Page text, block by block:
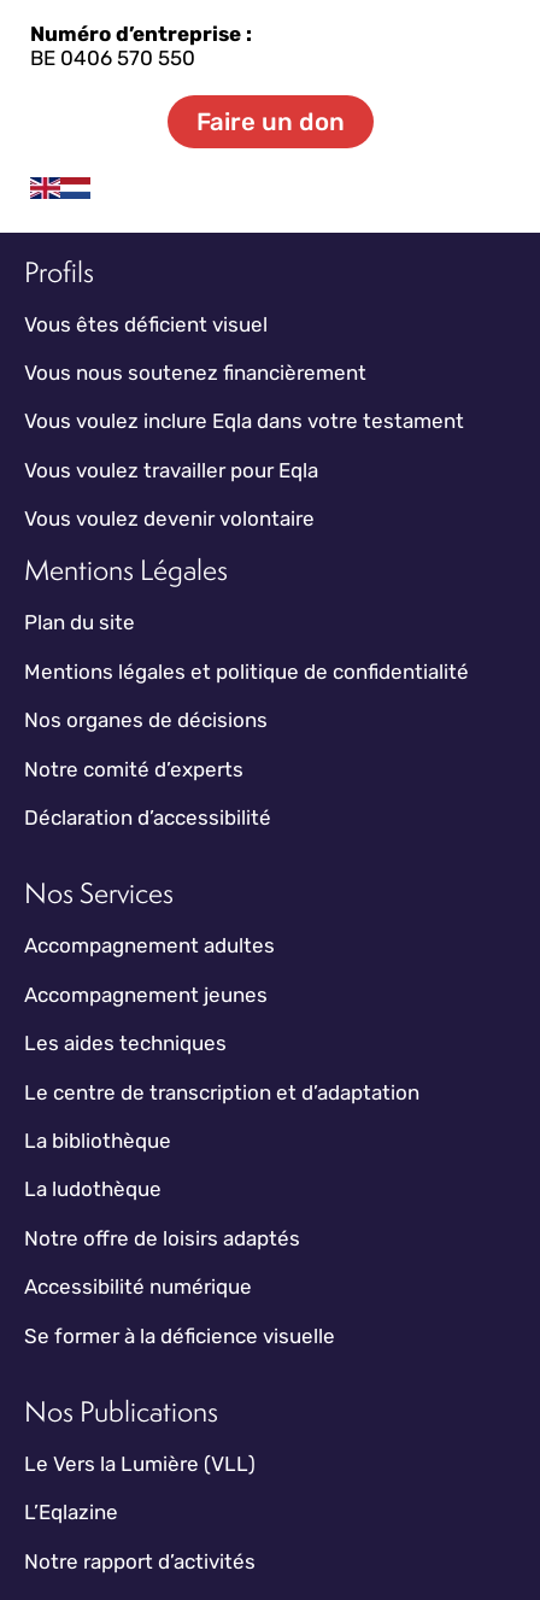
Numéro d’entreprise :
BE 0406 570 550
Faire un don
Profils
Vous êtes déficient visuel
Vous nous soutenez financièrement
Vous voulez inclure Eqla dans votre testament
Vous voulez travailler pour Eqla
Vous voulez devenir volontaire
Mentions Légales
Plan du site
Mentions légales et politique de confidentialité
Nos organes de décisions
Notre comité d’experts
Déclaration d’accessibilité
Nos Services
Accompagnement adultes
Accompagnement jeunes
Les aides techniques
Le centre de transcription et d’adaptation
La bibliothèque
La ludothèque
Notre offre de loisirs adaptés
Accessibilité numérique
Se former à la déficience visuelle
Nos Publications
Le Vers la Lumière (VLL)
L’Eqlazine
Notre rapport d’activités